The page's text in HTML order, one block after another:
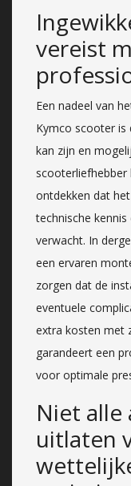
vereist
Een nadeel van
Kymco scooter is
kan zijn en
ontdekken dat
technische
verwacht. In
een ervaren
zorgen dat de
eventuele
extra kosten met
garandeert een
voor optimale
Niet
uitlaten